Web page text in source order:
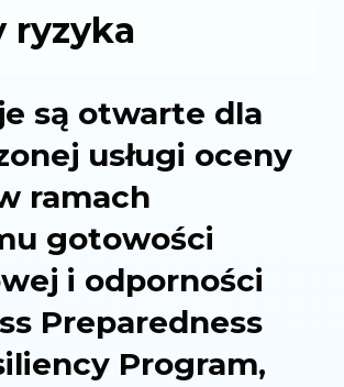
ryzyka
są otwarte dla
usługi oceny
ramach
gotowości
i odporności
Preparedness
Program,